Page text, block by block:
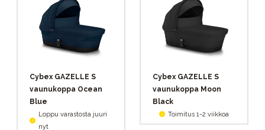
Cybex GAZELLE S
vaunukoppa Ocean
Blue
Loppu varastosta juuri
nyt
Cybex GAZELLE S
vaunukoppa Moon
Black
Toimitus 1-2 viikkoa